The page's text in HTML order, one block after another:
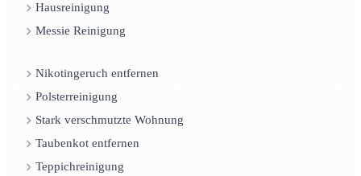
Hausreinigung
Messie Reinigung
Nikotingeruch entfernen
Polsterreinigung
Stark verschmutzte Wohnung
Taubenkot entfernen
Teppichreinigung